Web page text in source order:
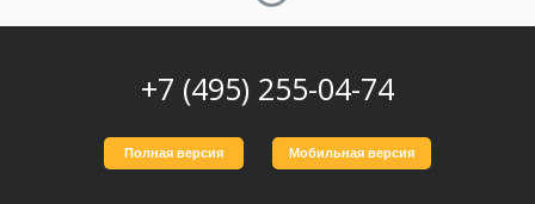
+7 (495) 255-04-74
Полная версия Мобильная версия